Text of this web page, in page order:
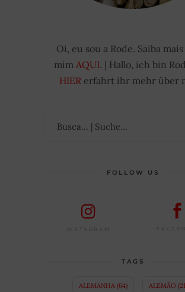
Oi, eu sou a Rode. Saiba
mim AQUI. | Hallo, ich bin
HIER erfahrt ihr mehr über
FOLLOW US
INSTAGRAM
TAGS
ALEMANHA (64) ALEMÃO